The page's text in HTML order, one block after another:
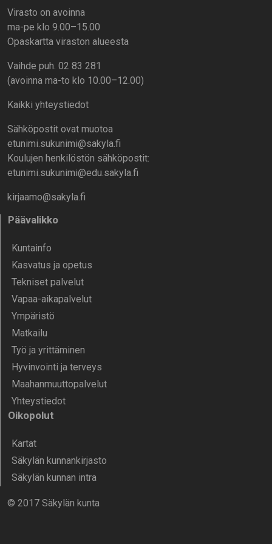
Virasto on avoinna
ma-pe klo 9.00–15.00
Opaskartta viraston alueesta
Vaihde puh. 02 83 281
(avoinna ma-to klo 10.00–12.00)
Kaikki yhteystiedot
Sähköpostit ovat muotoa
etunimi.sukunimi@sakyla.fi
Koulujen henkilöstön sähköpostit:
etunimi.sukunimi@edu.sakyla.fi
kirjaamo@sakyla.fi
Päävalikko
Kunta­info
Kasvatus ja opetus
Tekniset palvelut
Vapaa-aika­palvelut
Ympä­ristö
Mat­kailu
Työ ja yrittä­minen
Hyvinvointi ja terveys
Maahanmuuttopalvelut
Yhteystiedot
Oikopolut
Kartat
Säkylän kunnankirjasto
Säkylän kunnan intra
© 2017 Säkylän kunta